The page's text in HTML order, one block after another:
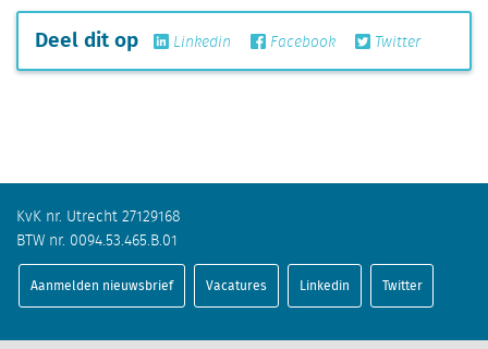
Deel dit op Linkedin Facebook Twitter
KvK nr. Utrecht 27129168
BTW nr. 0094.53.465.B.01
Aanmelden nieuwsbrief Vacatures Linkedin Twitter